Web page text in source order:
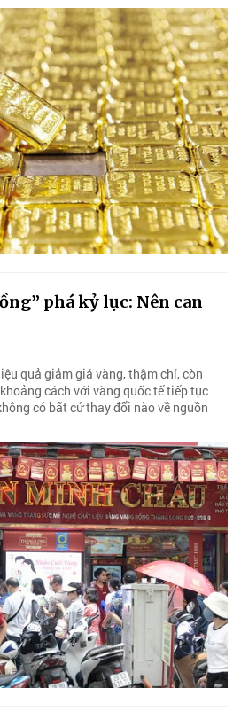
phá kỷ lục: Nên can
quả giảm giá vàng, thậm chí, còn
cách với vàng quốc tế tiếp tục
có bất cứ thay đổi nào về nguồn